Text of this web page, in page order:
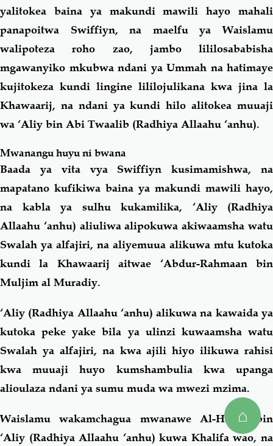
⌂
yalitokea baina ya makundi mawili hayo mahali
panapoitwa Swiffiyn, na maelfu ya Waislamu
walipoteza roho zao, jambo lililosababisha
mgawanyiko mkubwa ndani ya Ummah na hatimaye
kujitokeza kundi lingine lililojulikana kwa jina la
Khawaarij, na ndani ya kundi hilo alitokea muuaji
wa ‘Aliy bin Abi Twaalib (Radhiya Allaahu ‘anhu).
Mwanangu huyu ni bwana
Baada ya vita vya Swiffiyn kusimamishwa, na
mapatano kufikiwa baina ya makundi mawili hayo,
na kabla ya sulhu kukamilika, ‘Aliy (Radhiya
Allaahu ‘anhu) aliuliwa alipokuwa akiwaamsha watu
Swalah ya alfajiri, na aliyemuua alikuwa mtu kutoka
kundi la Khawaarij aitwae ‘Abdur-Rahmaan bin
Muljim al Muradiy.
‘Aliy (Radhiya Allaahu ‘anhu) alikuwa na kawaida ya
kutoka peke yake bila ya ulinzi kuwaamsha watu
Swalah ya alfajiri, na kwa ajili hiyo ilikuwa rahisi
kwa muuaji huyo kumshambulia kwa upanga
alioulaza ndani ya sumu muda wa mwezi mzima.
Waislamu wakamchagua mwanawe Al-Hasan bin
‘Aliy (Radhiya Allaahu ‘anhu) kuwa Khalifa wao, na